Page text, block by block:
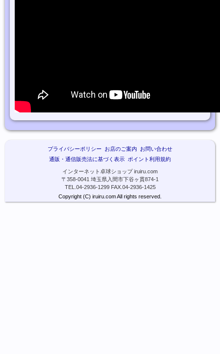
プライバシーポリシー お店のご案内 お問い合わせ
通販・通信販売法に基づく表示 ポイント利用規約
インターネット卓球ショップ iruiru.com
〒358-0041 埼玉県入間市下谷ヶ貫874-1
TEL.04-2936-1299 FAX.04-2936-1425
Copyright (C) iruiru.com All rights reserved.